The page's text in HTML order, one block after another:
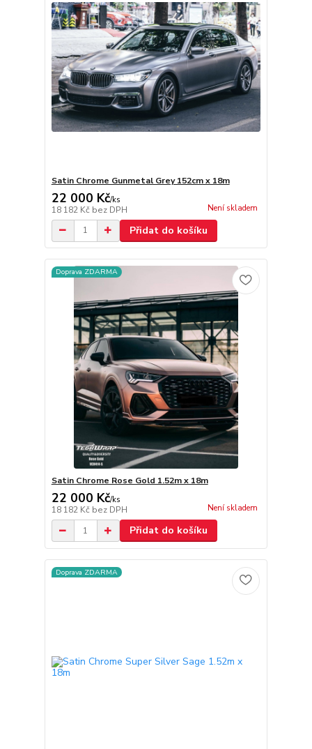
Satin Chrome Gunmetal Grey 152cm x 18m
22 000 Kč/ks
18 182 Kč bez DPH Není skladem
Přidat do košíku
Doprava ZDARMA
Satin Chrome Rose Gold 1.52m x 18m
22 000 Kč/ks
18 182 Kč bez DPH Není skladem
Přidat do košíku
Doprava ZDARMA